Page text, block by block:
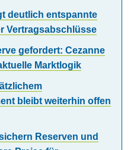
deutlich entspannte
Vertragsabschlüsse
gefordert: Cezanne
Marktlogik
bleibt weiterhin offen
Reserven und